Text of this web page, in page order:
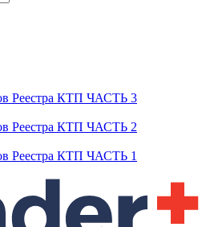
Реестра КТП ЧАСТЬ 3
Реестра КТП ЧАСТЬ 2
Реестра КТП ЧАСТЬ 1